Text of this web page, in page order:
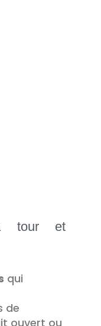
tour et
qui
de
ouvert ou